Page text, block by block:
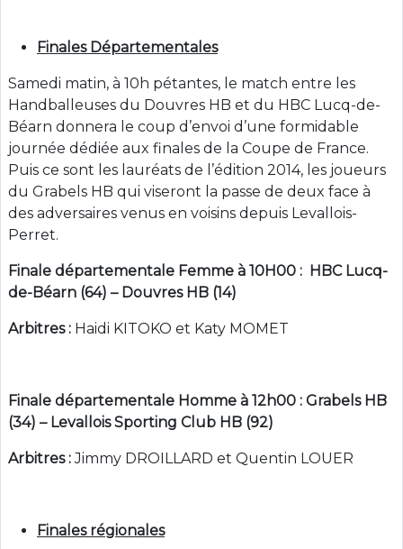
Finales Départementales
Samedi matin, à 10h pétantes, le match entre les
Handballeuses du Douvres HB et du HBC Lucq-de-
Béarn donnera le coup d’envoi d’une formidable
journée dédiée aux finales de la Coupe de France.
Puis ce sont les lauréats de l’édition 2014, les joueurs
du Grabels HB qui viseront la passe de deux face à
des adversaires venus en voisins depuis Levallois-
Perret.
Finale départementale Femme à 10H00 : HBC Lucq-
de-Béarn (64) – Douvres HB (14)
Arbitres : Haidi KITOKO et Katy MOMET
Finale départementale Homme à 12h00 : Grabels HB
(34) – Levallois Sporting Club HB (92)
Arbitres :Jimmy DROILLARD et Quentin LOUER
Finales régionales